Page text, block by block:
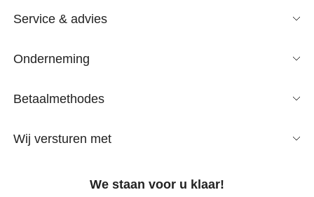
Service & advies
Onderneming
Betaalmethodes
Wij versturen met
We staan voor u klaar!